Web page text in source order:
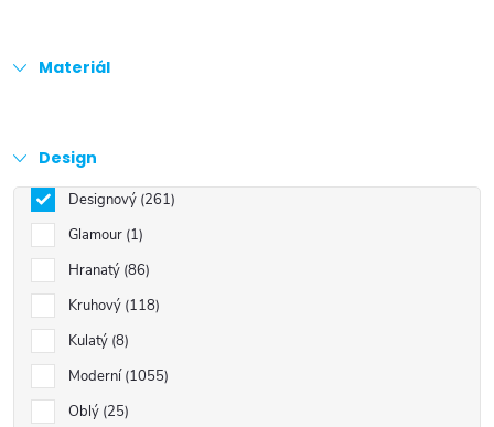
Materiál
Design
Designový 261
Glamour 1
Hranatý 86
Kruhový 118
Kulatý 8
Moderní 1055
Oblý 25